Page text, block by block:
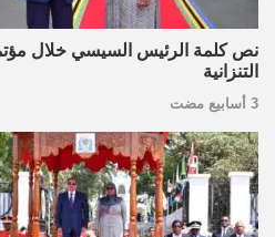
نص كلمة الرئيس السيسي خلال
التنزانية
3 أسابيع مضت